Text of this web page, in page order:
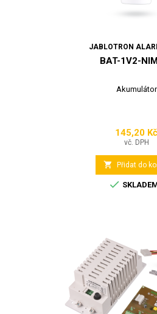
JABLOTRON
BAT-1V2-
Akumulátor
Cena
145,20 Kč
vč. DPH
 Přidat do
